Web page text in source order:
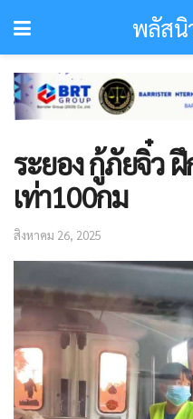
พลัสนิ
ระยอง กู้ภัยจิ๋ว
เท่า100กม
สิงหาคม 26, 2025